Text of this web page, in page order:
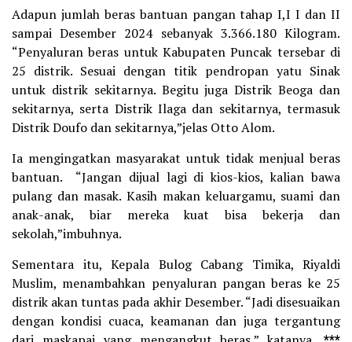
Adapun jumlah beras bantuan pangan tahap I,I I dan II
sampai Desember 2024 sebanyak 3.366.180 Kilogram.
“Penyaluran beras untuk Kabupaten Puncak tersebar di
25 distrik. Sesuai dengan titik pendropan yatu Sinak
untuk distrik sekitarnya. Begitu juga Distrik Beoga dan
sekitarnya, serta Distrik Ilaga dan sekitarnya, termasuk
Distrik Doufo dan sekitarnya,”jelas Otto Alom.
Ia mengingatkan masyarakat untuk tidak menjual beras
bantuan. “Jangan dijual lagi di kios-kios, kalian bawa
pulang dan masak. Kasih makan keluargamu, suami dan
anak-anak, biar mereka kuat bisa bekerja dan
sekolah,”imbuhnya.
Sementara itu, Kepala Bulog Cabang Timika, Riyaldi
Muslim, menambahkan penyaluran pangan beras ke 25
distrik akan tuntas pada akhir Desember. “Jadi disesuaikan
dengan kondisi cuaca, keamanan dan juga tergantung